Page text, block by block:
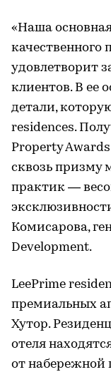
«Наша
качественного
удовлетворит
клиентов. В ее
детали,
residences.
Property
сквозь призму
практик —
Комисарова,
Development.
LeePrime
премиальных
Хутор.
отеля
от набережной